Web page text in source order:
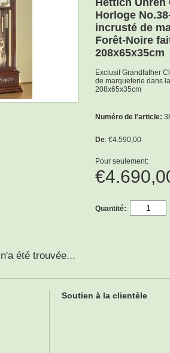
Hettich Uhren
Horloge
incrusté de
Forêt-Noire
208x65x35cm
Exclusif Grandfather
de marqueterie dans
208x65x35cm
Numéro de l'article:
De: €4.590,00
Pour seulement:
Quantité:
été trouvée...
Soutien à la clientèle